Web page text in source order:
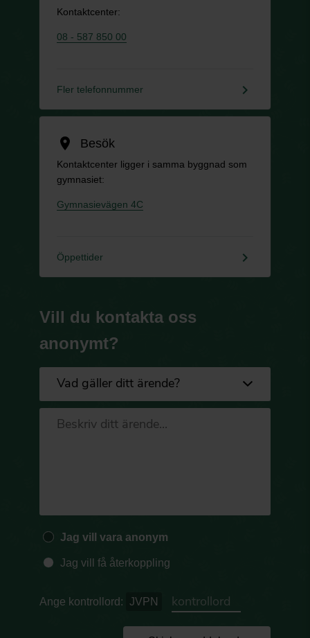
Kontaktcenter:
08 - 587 850 00
Fler telefonnummer keyboard_arrow_right
location_on Besök
Kontaktcenter ligger i samma byggnad som
gymnasiet:
Gymnasievägen 4C
Öppettider keyboard_arrow_right
Vill du kontakta oss
anonymt?
Jag vill vara anonym
Jag vill få återkoppling
Ange kontrollord: JVPN